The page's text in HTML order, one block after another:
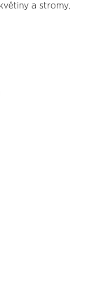
a stromy,